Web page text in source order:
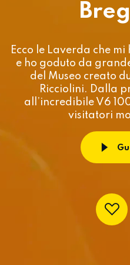
Ecco le Laverda che
e ho goduto da
del Museo creato
Ricciolini. Dalla
all’incredibile V6
visitatori